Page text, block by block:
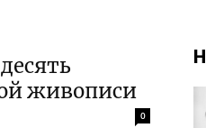
живописи
0